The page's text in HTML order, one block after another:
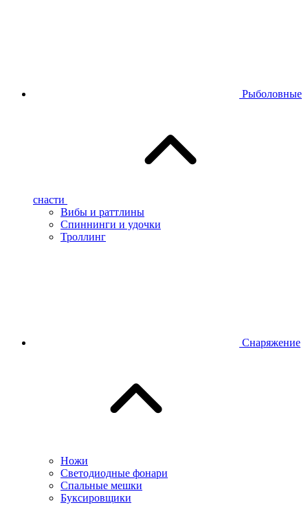
Рыболовные
снасти
Вибы и раттлины
Спиннинги и удочки
Троллинг
Снаряжение
Ножи
Светодиодные фонари
Спальные мешки
Буксировщики